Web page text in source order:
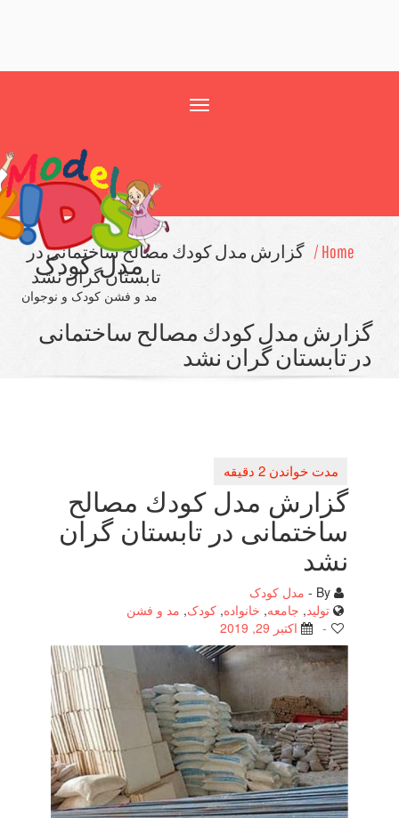
مدل کودک
مد و فشن کودک و نوجوان
گزارش مدل كودك مصالح ساختمانی در
تابستان گران نشد
مدل كودك مصالح ساختمانی
تابستان گران نشد
گزارش مدل كودك مصالح
ساختمانی در تابستان گران
مدل کودک
جامعه,خانواده, کودک,مد و فشن
اکتبر 29, 2019